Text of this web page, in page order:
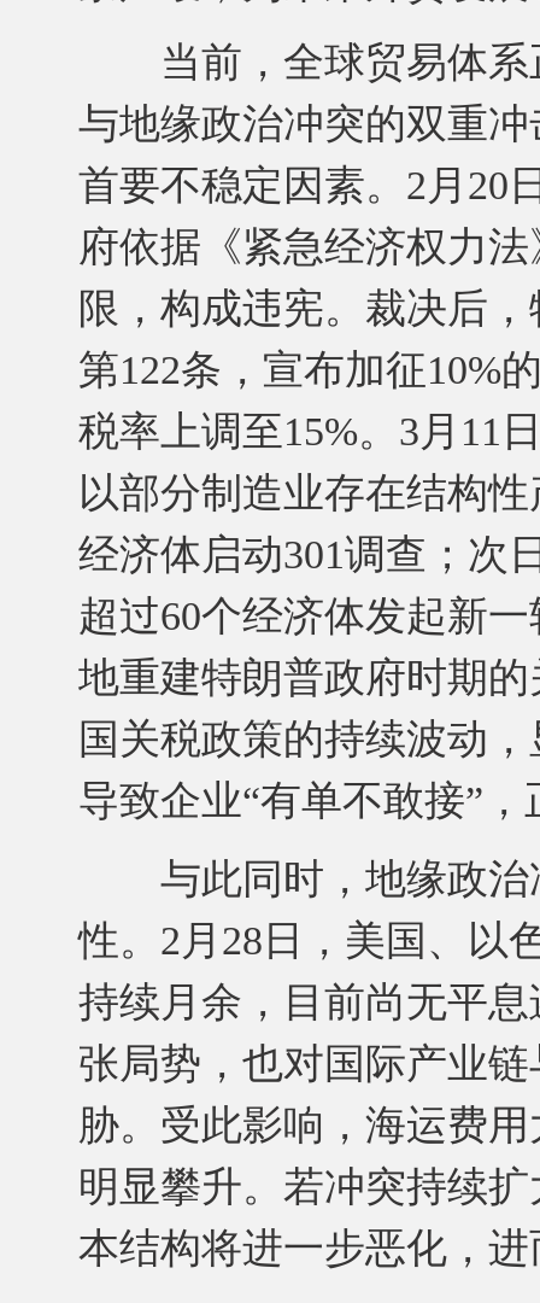
当前，全球贸易体系
与地缘政治冲突的双重
首要不稳定因素。2月20
府依据《紧急经济权力
限，构成违宪。裁决后
第122条，宣布加征10%
税率上调至15%。3月11
以部分制造业存在结构
经济体启动301调查；次
超过60个经济体发起新
地重建特朗普政府时期
国关税政策的持续波动
导致企业“有单不敢接”
与此同时，地缘政治
性。2月28日，美国、以
持续月余，目前尚无平
张局势，也对国际产业
胁。受此影响，海运费
明显攀升。若冲突持续
本结构将进一步恶化，